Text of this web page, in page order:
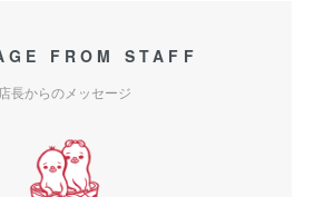
FROM STAFF
店長からのメッセージ